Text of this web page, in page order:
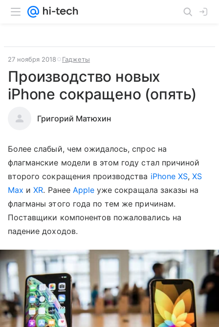
27 ноября 2018 Гаджеты
Производство новых
iPhone сокращено (опять)
Григорий Матюхин
Более слабый, чем ожидалось, спрос на
флагманские модели в этом году стал причиной
второго сокращения производства iPhone XS,XS
Max иXR. Ранее Apple уже сокращала заказы на
флагманы этого года по тем же причинам.
Поставщики компонентов пожаловались на
падение доходов.